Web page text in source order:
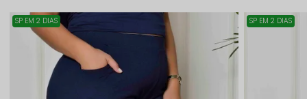
SP EM 2 DIAS SP EM 2 DIAS